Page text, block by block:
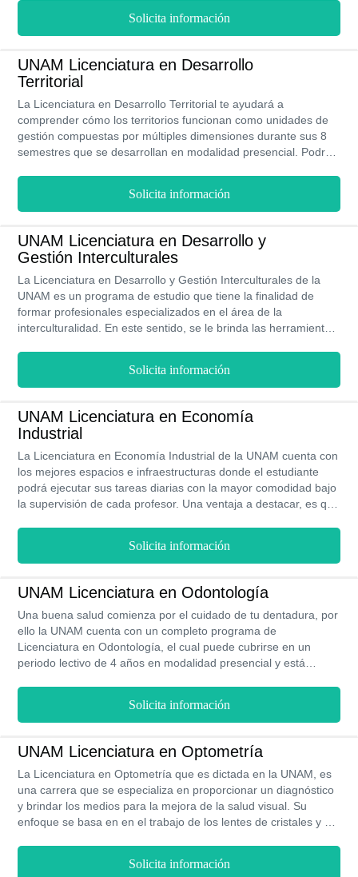
que incentiven la participación de los alumnos.
Solicita información
UNAM Licenciatura en Desarrollo
Territorial
La Licenciatura en Desarrollo Territorial te ayudará a
comprender cómo los territorios funcionan como unidades de
gestión compuestas por múltiples dimensiones durante sus 8
semestres que se desarrollan en modalidad presencial. Podrás
que tengan la intención de impulsar el desarrollo territorial y así
resolver determinadas problemáticas sociales, políticas y
ambientales.
Solicita información
UNAM Licenciatura en Desarrollo y
Gestión Interculturales
La Licenciatura en Desarrollo y Gestión Interculturales de la
UNAM es un programa de estudio que tiene la finalidad de
formar profesionales especializados en el área de la
interculturalidad. En este sentido, se le brinda las herramientas
semestres y está disponible en modalidad presencial en 3 de
las sedes que la UNAM tiene a lo largo del territorio mexicano.
Solicita información
UNAM Licenciatura en Economía
Industrial
La Licenciatura en Economía Industrial de la UNAM cuenta con
los mejores espacios e infraestructuras donde el estudiante
podrá ejecutar sus tareas diarias con la mayor comodidad bajo
la supervisión de cada profesor. Una ventaja a destacar, es que
esta licenciatura en la UNAM en la modalidad presencial
durante 4 años, será una gran experiencia para ti. Es
importante saber que este programa se imparte en la sede de
la ENES en Guanajuato.
Solicita información
UNAM Licenciatura en Odontología
Una buena salud comienza por el cuidado de tu dentadura, por
ello la UNAM cuenta con un completo programa de
Licenciatura en Odontología, el cual puede cubrirse en un
periodo lectivo de 4 años en modalidad presencial y está
lo aprendido desde el principio. Al egresar podrás ejercer por tu
cuenta o insertarte a un amplio mercado laboral tanto en
instituciones de salud públicas como privadas, de igual manera
también te será posible optar por cargos de enseñanza en
institutos de educación superior.
Solicita información
UNAM Licenciatura en Optometría
La Licenciatura en Optometría que es dictada en la UNAM, es
una carrera que se especializa en proporcionar un diagnóstico
y brindar los medios para la mejora de la salud visual. Su
enfoque se basa en en el trabajo de los lentes de cristales y de
una duración de 4 años repartidos en 8 semestres. Al ser la
Solicita información